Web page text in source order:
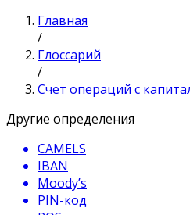
Главная
/
Глоссарий
/
Счет операций с
Другие определения
CAMELS
IBAN
Moody’s
PIN-код